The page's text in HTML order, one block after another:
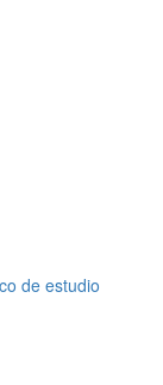
de estudio